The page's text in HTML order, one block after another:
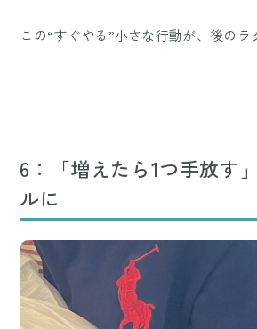
この“すぐやる”小さな行動が、後のラ
6：「増えたら1つ手放す
ルに